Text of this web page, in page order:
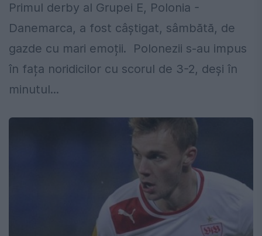
Primul derby al Grupei E, Polonia -
Danemarca, a fost câștigat, sâmbătă, de
gazde cu mari emoții. Polonezii s-au impus
în fața noridicilor cu scorul de 3-2, deși în
minutul...